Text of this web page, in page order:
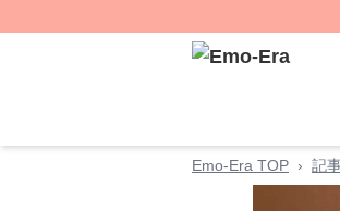
Emo-Era TOP › 記